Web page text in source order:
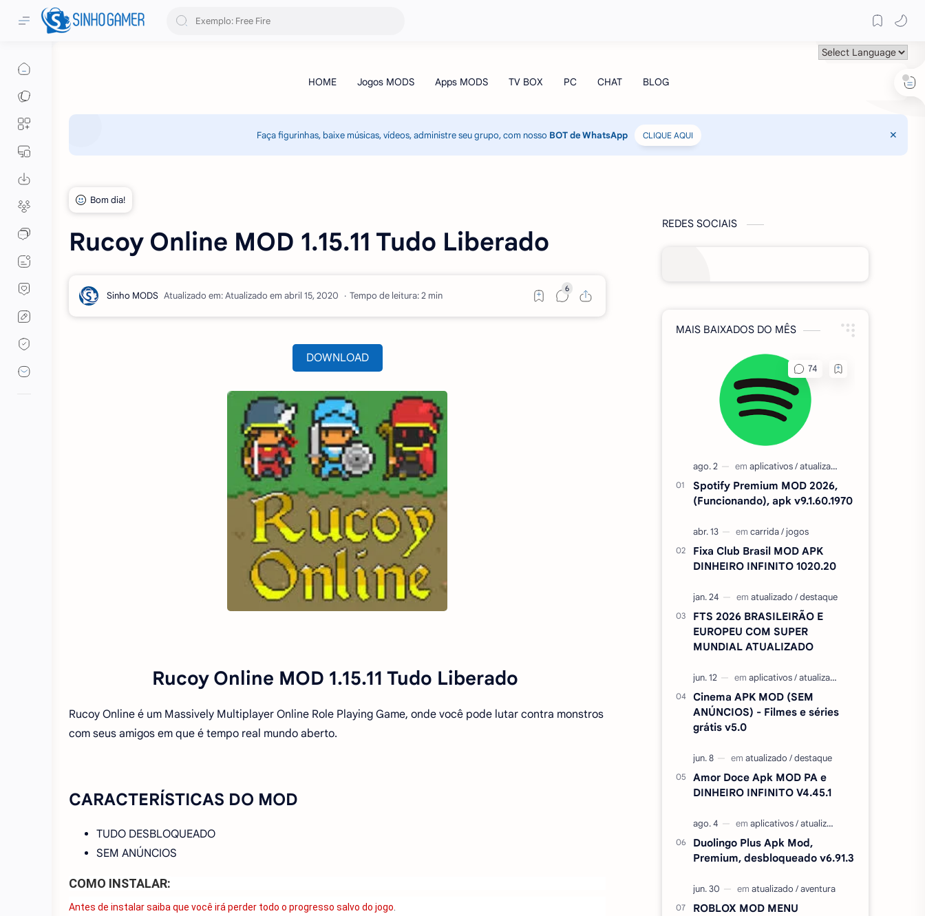
Faça figurinhas, baixe músicas, vídeos, administre seu grupo, com nosso BOT de WhatsApp CLIQUE AQUI
Rucoy Online MOD 1.15.11 Tudo Liberado
Atualizado em: Tempo de leitura: 2 min
DOWNLOAD
Rucoy Online MOD 1.15.11 Tudo Liberado
Rucoy Online é um Massively Multiplayer Online Role Playing Game, onde você pode lutar contra monstros
com seus amigos em que é tempo real mundo aberto.
CARACTERÍSTICAS DO MOD
TUDO DESBLOQUEADO
SEM ANÚNCIOS
COMO INSTALAR:
Antes de instalar saiba que você irá perder todo o progresso salvo do jogo
REDES SOCIAIS
MAIS BAIXADOS DO MÊS
Spotify Premium MOD 2026,
(Funcionando), apk v9.1.60.1970
Fixa Club Brasil MOD APK
DINHEIRO INFINITO 1020.20
FTS 2026 BRASILEIRÃO E
EUROPEU COM SUPER
MUNDIAL ATUALIZADO
Cinema APK MOD (SEM
ANÚNCIOS) - Filmes e séries
grátis v5.0
Amor Doce Apk MOD PA e
DINHEIRO INFINITO V4.45.1
Duolingo Plus Apk Mod,
Premium, desbloqueado v6.91.3
ROBLOX MOD MENU